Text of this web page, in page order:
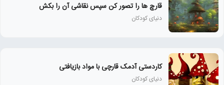
قارچ ها را تصور کن سپس نقاشی آن را بکش
دنیای کودکان
کاردستی آدمک قارچی با مواد بازیافتی
دنیای کودکان